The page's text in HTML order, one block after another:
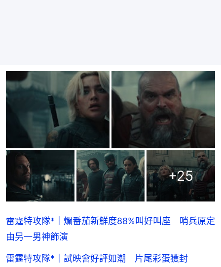
+25
雷霆特攻隊*｜爛番茄新鮮度88%叫好叫座 哨兵原定
由另一男神飾演
雷霆特攻隊*｜試映會好評如潮 片尾彩蛋獲封